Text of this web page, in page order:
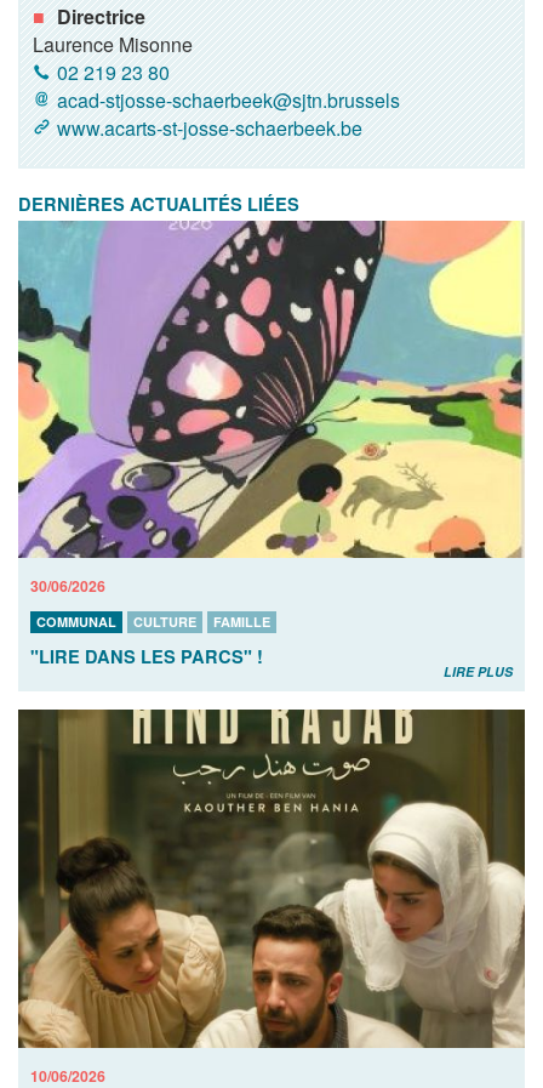
Directrice
Laurence Misonne
02 219 23 80
acad-stjosse-schaerbeek@sjtn.brussels
www.acarts-st-josse-schaerbeek.be
DERNIÈRES ACTUALITÉS LIÉES
30/06/2026
COMMUNAL CULTURE FAMILLE
"LIRE DANS LES PARCS" !
LIRE PLUS
10/06/2026